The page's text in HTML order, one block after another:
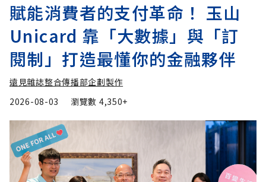
賦能消費者的支付革命！ 玉山
Unicard 靠「大數據」與「訂
閱制」打造最懂你的金融夥伴
遠見雜誌整合傳播部企劃製作
2026-08-03
瀏覽數 4,350+